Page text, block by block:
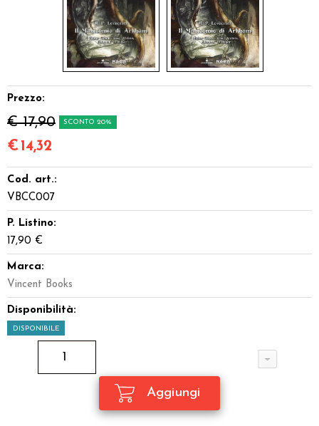
Prezzo:
€ 17,90 SCONTO 20%
€ 14,32
Cod. art.:
VBCC007
P. Listino:
17,90 €
Marca:
Vincent Books
Disponibilità:
DISPONIBILE